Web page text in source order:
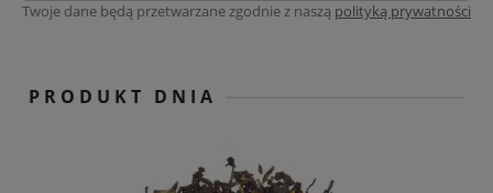
Twoje dane będą przetwarzane zgodnie z naszą polityką prywatności
PRODUKT DNIA